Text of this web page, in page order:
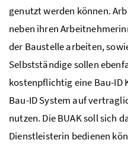
genutzt werden können.
neben ihren
der Baustelle arbeiten,
Selbstständige sollen
kostenpflichtig eine Bau-ID
Bau-ID System auf
nutzen. DieBUAKsoll sich
Dienstleisterin bedienen